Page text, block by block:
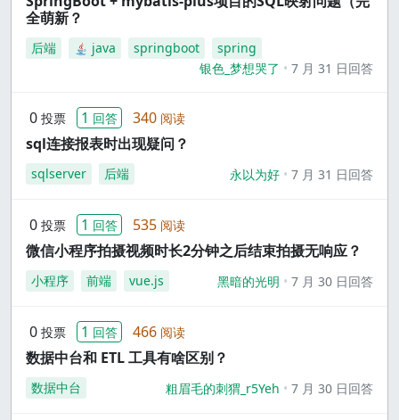
全萌新？
后端 java springboot
spring
银色_梦想哭了
7 月 31 日回答
0 投票 1 回答 340 阅读
sql连接报表时出现疑问？
sqlserver 后端 永以为好 7 月 31 日回答
0 投票 1 回答 535 阅读
微信小程序拍摄视频时长2分钟之后结束拍摄无响应？
小程序 前端 vue.js 黑暗的光明 7 月 30 日回答
0 投票 1 回答 466 阅读
数据中台和 ETL 工具有啥区别？
数据中台 粗眉毛的刺猬_r5Yeh 7 月 30 日回答